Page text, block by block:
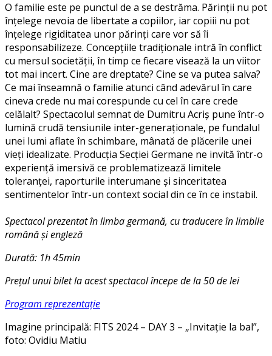
O familie este pe punctul de a se destrăma. Părinții nu pot
înțelege nevoia de libertate a copiilor, iar copiii nu pot
înțelege rigiditatea unor părinți care vor să îi
responsabilizeze. Concepțiile tradiționale intră în conflict
cu mersul societății, în timp ce fiecare visează la un viitor
tot mai incert. Cine are dreptate? Cine se va putea salva?
Ce mai înseamnă o familie atunci când adevărul în care
cineva crede nu mai corespunde cu cel în care crede
celălalt? Spectacolul semnat de Dumitru Acriș pune într-o
lumină crudă tensiunile inter-generaționale, pe fundalul
unei lumi aflate în schimbare, mânată de plăcerile unei
vieți idealizate. Producția Secției Germane ne invită într-o
experiență imersivă ce problematizează limitele
toleranței, raporturile interumane și sinceritatea
sentimentelor într-un context social din ce în ce instabil.
Spectacol prezentat în limba germană, cu traducere în limbile
română și engleză
Durată: 1h 45min
Prețul unui bilet la acest spectacol începe de la 50 de lei
Program reprezentație
Imagine principală: FITS 2024 – DAY 3 – „Invitație la bal”,
foto: Ovidiu Matiu